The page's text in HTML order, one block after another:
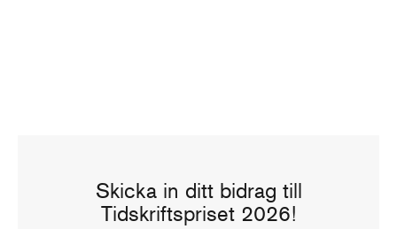
Skicka in ditt bidrag till
Tidskriftspriset 2026!